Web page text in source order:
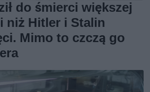
do śmierci większej
niż Hitler i Stalin
Mimo to czczą go